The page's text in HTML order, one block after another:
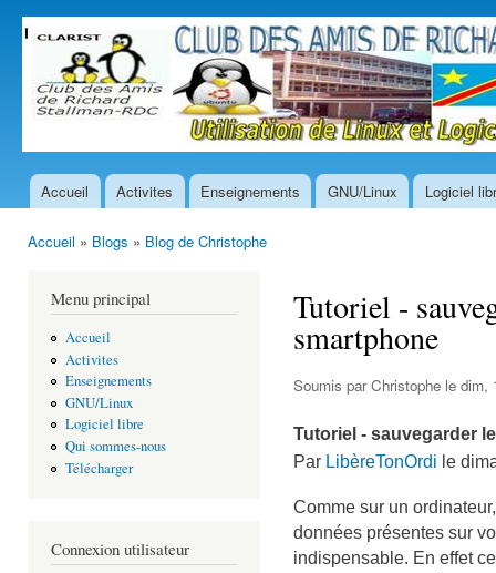
Menu principal
Accueil Activites Enseignements GNU/Linux Logiciel
Accueil » Blogs » Blog de Christophe
Menu principal
Accueil
Activites
Enseignements
GNU/Linux
Logiciel libre
Qui sommes-nous
Télécharger
Connexion utilisateur
Tutoriel -
smartphone
Soumis parChristophe le dim,
Tutoriel - sauvegarder
Par LibèreTonOrdi le
Comme sur un
données présentes sur
indispensable. En effet